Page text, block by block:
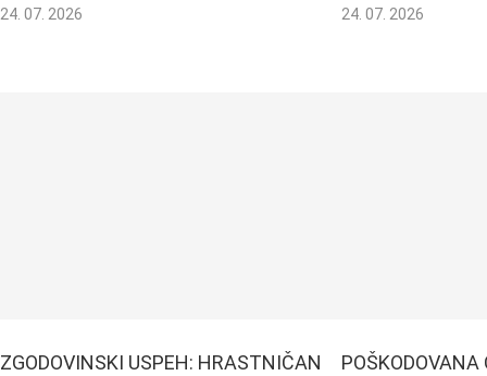
24. 07. 2026 24. 07. 2026
ZGODOVINSKI USPEH: HRASTNIČAN
POŠKODOVANA